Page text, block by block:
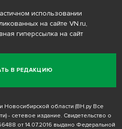
В РЕДАКЦИЮ
использовании
на сайте VN.ru,
гиперссылка на сайт
Новосибирской области (ВН.ру Все
- сетевое издание. Свидетельство о
от 14.07.2016 выдано Федеральной